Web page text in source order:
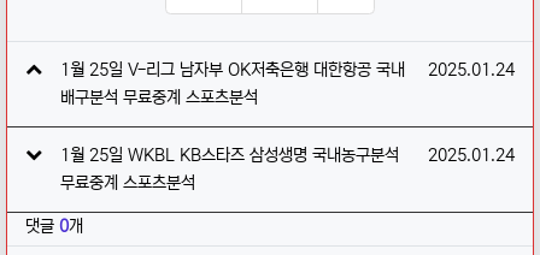
추천
비추천SNS 공유
1월 25일 V-리그 남자부 OK저축은행 대한항공 국내
배구분석 무료중계 스포츠분석
작성일
2025.01.24
1월 25일 WKBL KB스타즈 삼성생명 국내농구분석
무료중계 스포츠분석
작성일
2025.01.24
댓글 0개